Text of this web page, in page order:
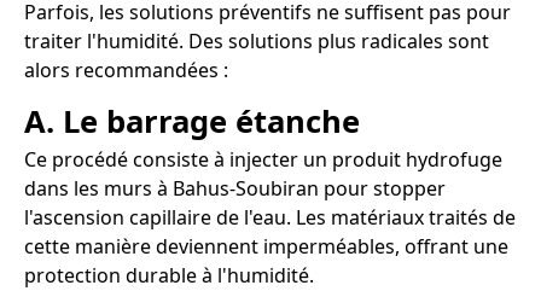
Parfois, les solutions préventifs ne suffisent pas pour
traiter l'humidité. Des solutions plus radicales sont
alors recommandées :
A. Le barrage étanche
Ce procédé consiste à injecter un produit hydrofuge
dans les murs à Bahus-Soubiran pour stopper
l'ascension capillaire de l'eau. Les matériaux traités de
cette manière deviennent imperméables, offrant une
protection durable à l'humidité.